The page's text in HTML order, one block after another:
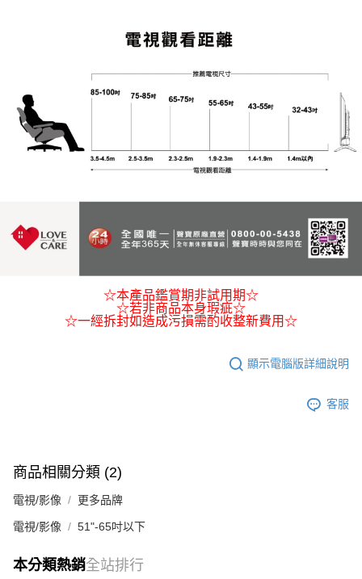
☆本產品鑑賞期非試用期☆
☆若非商品本身瑕疵☆
☆一經拆封如造成污損需酌收整新費用☆
顯示電腦版詳細說明
客服
商品相關分類 (2)
電視/影像 更多品牌
電視/影像 51"-65吋以下
本分類熱銷全站排行